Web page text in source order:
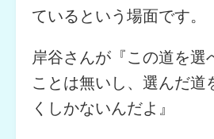
ているという場面です。
岸谷さんが『この道を選
ことは無いし、選んだ道
くしかないんだよ』